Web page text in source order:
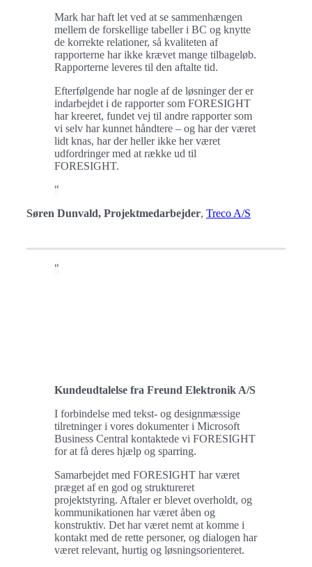
Mark har haft let ved at se sammenhængen
mellem de forskellige tabeller i BC og knytte
de korrekte relationer, så kvaliteten af
rapporterne har ikke krævet mange tilbageløb.
Rapporterne leveres til den aftalte tid.
Efterfølgende har nogle af de løsninger der er
indarbejdet i de rapporter som FORESIGHT
har kreeret, fundet vej til andre rapporter som
vi selv har kunnet håndtere – og har der været
lidt knas, har der heller ikke her været
udfordringer med at række ud til
FORESIGHT.
Søren Dunvald, Projektmedarbejder, Treco A/S
Kundeudtalelse fra Freund Elektronik A/S
I forbindelse med tekst- og designmæssige
tilretninger i vores dokumenter i Microsoft
Business Central kontaktede vi FORESIGHT
for at få deres hjælp og sparring.
Samarbejdet med FORESIGHT har været
præget af en god og struktureret
projektstyring. Aftaler er blevet overholdt, og
kommunikationen har været åben og
konstruktiv. Det har været nemt at komme i
kontakt med de rette personer, og dialogen har
været relevant, hurtig og løsningsorienteret.